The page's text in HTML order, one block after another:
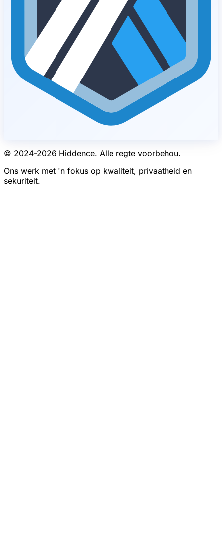
© 2024-2026 Hiddence. Alle regte voorbehou.
Ons werk met 'n fokus op kwaliteit, privaatheid en
sekuriteit.